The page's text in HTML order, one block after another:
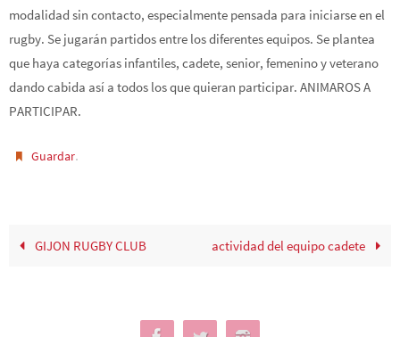
modalidad sin contacto, especialmente pensada para iniciarse en el
rugby. Se jugarán partidos entre los diferentes equipos. Se plantea
que haya categorías infantiles, cadete, senior, femenino y veterano
dando cabida así a todos los que quieran participar. ANIMAROS A
PARTICIPAR.
Guardar.
GIJON RUGBY CLUB actividad del equipo cadete